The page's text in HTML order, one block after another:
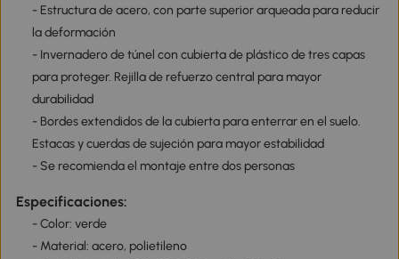
- Estructura de acero, con parte superior arqueada para reducir
la deformación
- Invernadero de túnel con cubierta de plástico de tres capas
para proteger. Rejilla de refuerzo central para mayor
durabilidad
- Bordes extendidos de la cubierta para enterrar en el suelo.
Estacas y cuerdas de sujeción para mayor estabilidad
- Se recomienda el montaje entre dos personas
Especificaciones:
- Color: verde
- Material: acero, polietileno